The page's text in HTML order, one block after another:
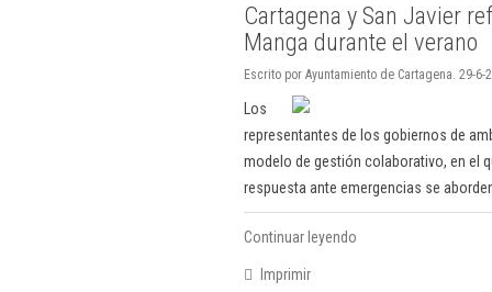
Cartagena y San Javier
Manga durante el verano
Escrito por Ayuntamiento de Cartagena. 29-
Los
representantes de los gobiernos de
modelo de gestión colaborativo, en el
respuesta ante emergencias se
Continuar leyendo
Imprimir